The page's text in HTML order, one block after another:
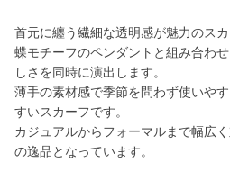
首元に纏う繊細な透明感が魅力のスカ
蝶モチーフのペンダントと組み合わ
しさを同時に演出します。
薄手の素材感で季節を問わず使いや
すいスカーフです。
カジュアルからフォーマルまで幅広
の逸品となっています。